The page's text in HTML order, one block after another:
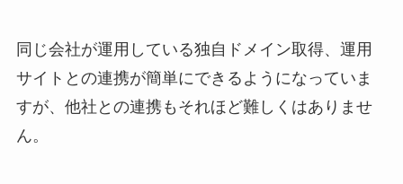
同じ会社が運用している独自ドメイン取得、運用
サイトとの連携が簡単にできるようになっていま
すが、他社との連携もそれほど難しくはありませ
ん。